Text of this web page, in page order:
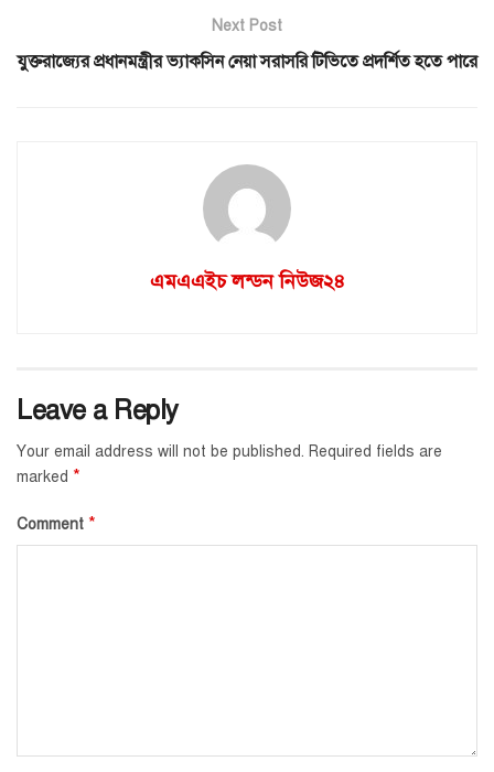
Next Post
যুক্তরাজ্যের প্রধানমন্ত্রীর ভ্যাকসিন নেয়া সরাসরি টিভিতে প্রদর্শিত হতে পারে
এমএএইচ লন্ডন নিউজ২৪
Leave a Reply
Your email address will not be published. Required fields are
marked *
Comment *